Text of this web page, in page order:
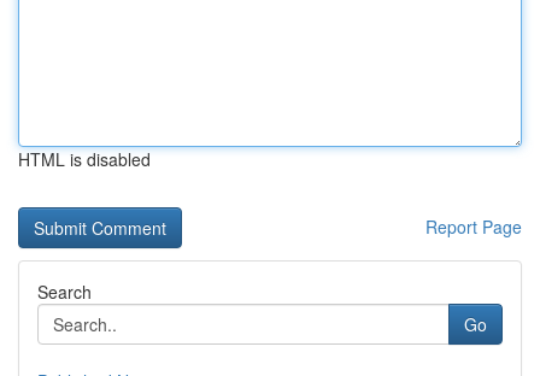
HTML is disabled
Report Page
Search
Go